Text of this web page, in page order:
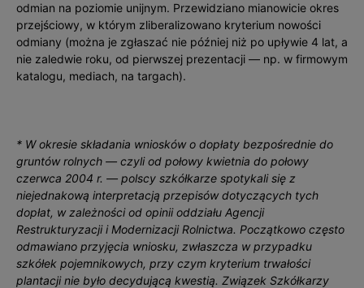
odmian na poziomie unijnym. Przewidziano mianowicie okres
przejściowy, w którym zliberalizowano kryterium nowości
odmiany (można je zgłaszać nie później niż po upływie 4 lat, a
nie zaledwie roku, od pierwszej prezentacji — np. w firmowym
katalogu, mediach, na targach).
* W okresie składania wniosków o dopłaty bezpośrednie do
gruntów rolnych — czyli od połowy kwietnia do połowy
czerwca 2004 r. — polscy szkółkarze spotykali się z
niejednakową interpretacją przepisów dotyczących tych
dopłat, w zależności od opinii oddziału Agencji
Restrukturyzacji i Modernizacji Rolnictwa. Początkowo często
odmawiano przyjęcia wniosku, zwłaszcza w przypadku
szkółek pojemnikowych, przy czym kryterium trwałości
plantacji nie było decydującą kwestią. Związek Szkółkarzy